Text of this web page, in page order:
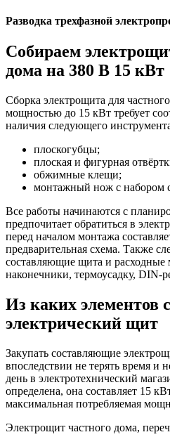
Разводка трехфазной
Собираем
дома на 380 В 15 кВт
Сборка электрощита для
мощностью до 15 кВт требует
наличия следующего
плоскогубцы;
плоская и фигурная
обжимные клещи;
монтажный нож с набором
Все работы начинаются с
предпочитает обратиться в
перед началом монтажа
предварительная схема. Также
составляющие щита и расходные
наконечники, термоусадку, DIN-
Из каких элементов
электрический щит
Закупать составляющие
впоследствии не терять время и
день в электротехнический
определена, она составляет 15
максимальная потребляемая
Электрощит частного дома,